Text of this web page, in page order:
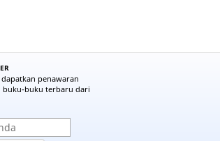
penawaran
buku-buku terbaru dari